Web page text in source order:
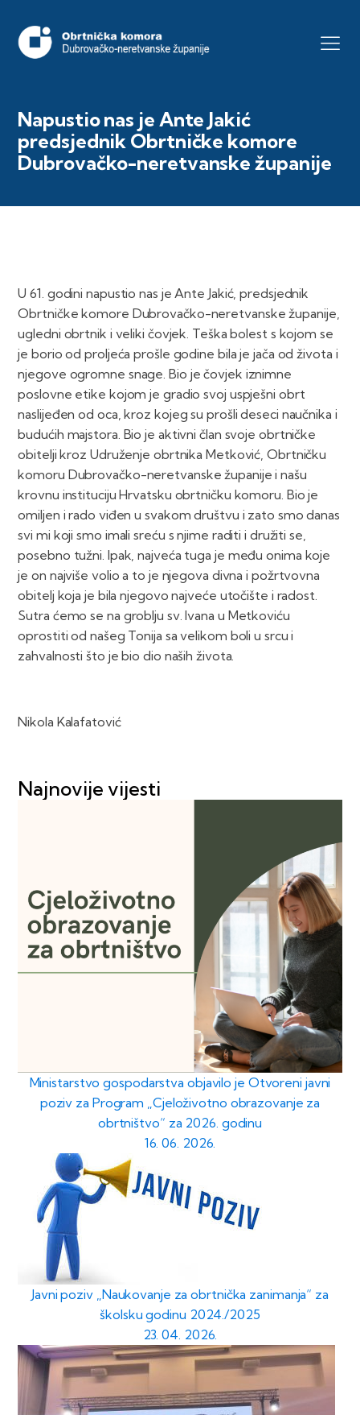
Napustio nas je Ante Jakić
predsjednik Obrtničke komore
Dubrovačko-neretvanske županije
U 61. godini napustio nas je Ante Jakić, predsjednik
Obrtničke komore Dubrovačko-neretvanske županije,
ugledni obrtnik i veliki čovjek. Teška bolest s kojom se
je borio od proljeća prošle godine bila je jača od života i
njegove ogromne snage. Bio je čovjek iznimne
poslovne etike kojom je gradio svoj uspješni obrt
naslijeđen od oca, kroz kojeg su prošli deseci naučnika i
budućih majstora. Bio je aktivni član svoje obrtničke
obitelji kroz Udruženje obrtnika Metković, Obrtničku
komoru Dubrovačko-neretvanske županije i našu
krovnu instituciju Hrvatsku obrtničku komoru. Bio je
omiljen i rado viđen u svakom društvu i zato smo danas
svi mi koji smo imali sreću s njime raditi i družiti se,
posebno tužni. Ipak, najveća tuga je među onima koje
je on najviše volio a to je njegova divna i požrtvovna
obitelj koja je bila njegovo najveće utočište i radost.
Sutra ćemo se na groblju sv. Ivana u Metkoviću
oprostiti od našeg Tonija sa velikom boli u srcu i
zahvalnosti što je bio dio naših života.
Nikola Kalafatović
Najnovije vijesti
Ministarstvo gospodarstva objavilo je Otvoreni javni
poziv za Program „Cjeloživotno obrazovanje za
obrtništvo“ za 2026. godinu
16. 06. 2026.
Javni poziv „Naukovanje za obrtnička zanimanja“ za
školsku godinu 2024./2025
23. 04. 2026.